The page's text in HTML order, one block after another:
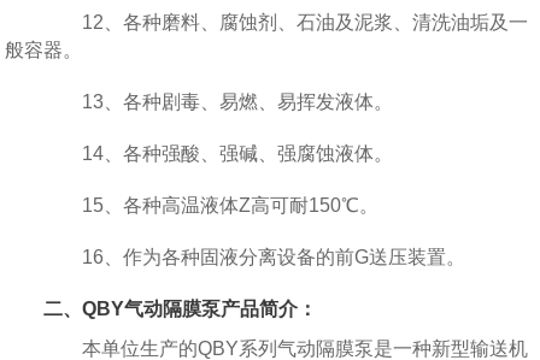
12、各种磨料、腐蚀剂、石油及泥浆、清洗油垢及一
般容器。
13、各种剧毒、易燃、易挥发液体。
14、各种强酸、强碱、强腐蚀液体。
15、各种高温液体Z高可耐150℃。
16、作为各种固液分离设备的前G送压装置。
二、QBY气动隔膜泵产品简介：
本单位生产的QBY系列气动隔膜泵是一种新型输送机